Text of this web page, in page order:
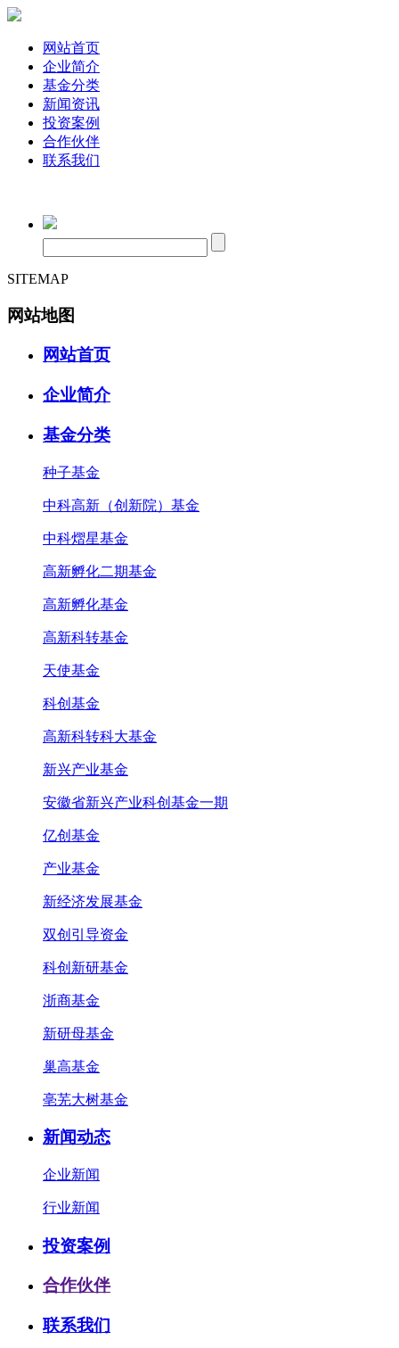
网站首页
企业简介
基金分类
新闻资讯
投资案例
合作伙伴
联系我们
SITEMAP
网站地图
网站首页
企业简介
基金分类
种子基金
中科高新（创新院）基金
中科熠星基金
高新孵化二期基金
高新孵化基金
高新科转基金
天使基金
科创基金
高新科转科大基金
新兴产业基金
安徽省新兴产业科创基金一期
亿创基金
产业基金
新经济发展基金
双创引导资金
科创新研基金
浙商基金
新研母基金
巢高基金
亳芜大树基金
新闻动态
企业新闻
行业新闻
投资案例
合作伙伴
联系我们